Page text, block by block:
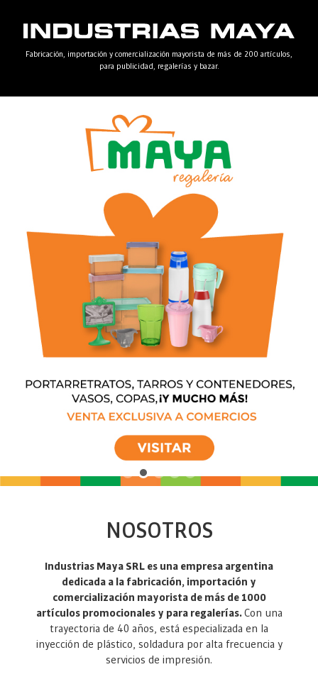
Fabricación, importación y comercialización mayorista de más de 200 artículos,
para publicidad, regalerías y bazar.
NOSOTROS
Industrias Maya SRL es una empresa argentina
dedicada a la fabricación, importación y
comercialización mayorista de más de 1000
artículos promocionales y para regalerías.Con una
trayectoria de 40 años, está especializada en la
inyección de plástico, soldadura por alta frecuencia y
servicios de impresión.